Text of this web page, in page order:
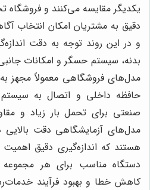
یکدیگر مقایسه می‌کنند و فروشگاه
دقیق به مشتریان امکان انتخاب
و در این روند توجه به دقت
بدنه، سیستم حسگر و امکانات
مدل‌های فروشگاهی معمولاً مجهز
حافظه داخلی و اتصال به
صنعتی برای تحمل بار زیاد و
مدل‌های آزمایشگاهی دقت
هستند که اندازه‌گیری دقیق اهمیت
دستگاه مناسب برای هر
کاهش خطا و بهبود فرآیند